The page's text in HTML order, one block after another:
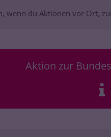
wenn du Aktionen vor Ort,
Aktion zur